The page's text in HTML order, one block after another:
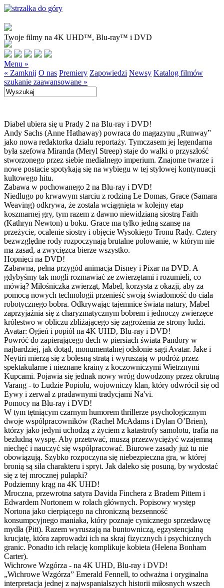
Twoje filmy na 4K UHD™, Blu-ray™ i DVD
Menu »
« Zamknij O nas Premiery Zapowiedzi Newsy Katalog filmów
szukanie zaawansowane »
Diabeł ubiera się u Prady 2 na Blu-ray i DVD!
Andy Sachs (Anne Hathaway) powraca do magazynu „Runway”
jako nowa redaktorka działu reportaży. Tymczasem jej legendarna
była szefowa Miranda (Meryl Streep) staje do walki o przyszłość
stworzonego przez siebie medialnego imperium. Znajome twarze i
nowe postacie spotykają się na wybiegu w tej stylowej kontynuacji
kultowego hitu.
Zabawa w pochowanego 2 na Blu-ray i DVD!
Niedługo po krwawym starciu z rodziną Le Domas, Grace (Samara
Weaving) odkrywa, że została wciągnięta w kolejny etap
koszmarnej gry, tym razem z dawno niewidzianą siostrą Faith
(Kathryn Newton) u boku. Grace ma tylko jedną szansę na
przeżycie, ocalenie siostry i objęcie Wysokiego Tronu Rady. Cztery
bezwzględne rody rozpoczynają brutalne polowanie, w którym nie
ma zasad, a zwycięzca bierze wszystko.
Hopnięci na DVD!
Zabawna, pełna przygód animacja Disney i Pixar na DVD. A
gdybyśmy tak mogli rozmawiać ze zwierzętami i rozumieli, co
mówią? Miłośniczka zwierząt, Mabel, korzysta z okazji, aby za
pomocą nowych technologii przenieść swoją świadomość do ciała
robotycznego bobra. Odkrywając tajemnice świata natury, Mabel
zaprzyjaźnia się z charyzmatycznym bobrem i jednoczy zwierzęce
królestwo w obliczu zbliżającego się zagrożenia ze strony ludzi.
Avatar: Ogień i popiół na 4K UHD, Blu-ray i DVD!
Powróć do zapierającego dech w piersiach świata Pandory w
najbardziej, jak dotąd, monumentalnej odsłonie sagi Avatar. Jake i
Neytiri mierzą się z bolesną stratą i wyruszają w podróż przez
spektakularne i nieznane krainy z koczowniczymi Wietrznymi
Kupcami. Pojawia się jednak nowy wróg dowodzony przez okrutną
Varang - to Ludzie Popiołu, wojowniczy klan, który odwrócił się od
Eywy i zerwał z pradawnymi tradycjami Na'vi.
Pomocy na Blu-ray i DVD!
W tym tętniącym czarnym humorem thrillerze psychologicznym
dwoje współpracowników (Rachel McAdams i Dylan O’Brien),
którzy jako jedyni uchodzą z życiem z katastrofy samolotu, trafia na
bezludną wyspę. Aby przetrwać, muszą przezwyciężyć wzajemną
niechęć i nauczyć się współpracować. Biurowe zasady już tu nie
obowiązują. Szybko rozpoczyna się niebezpieczna gra, w której
bronią są siła charakteru i spryt. Jak daleko się posuną, by wydostać
się z tej mrocznej pułapki?
Podziemny krąg na 4K UHD!
Mroczna, przewrotna satyra Davida Finchera z Bradem Pittem i
Edwardem Nortonem w rolach głównych. Popisowy występ
Nortona jako cierpiącego na chroniczną bezsenność
konsumpcyjnego maniaka, który poznaje cynicznego sprzedawcę
mydła (Pitt). Razem wyruszają na buntowniczą, egzystencjalną
krucjatę, która zaprowadzi ich na skraj fizycznych i psychicznych
granic. Ponadto ich relację komplikuje kobieta (Helena Bonham
Carter).
Wichrowe Wzgórza - na 4K UHD, Blu-ray i DVD!
„Wichrowe Wzgórza” Emerald Fennell, to odważna i oryginalna
interpretacja jednej z najwspanialszych historii miłosnych wszech